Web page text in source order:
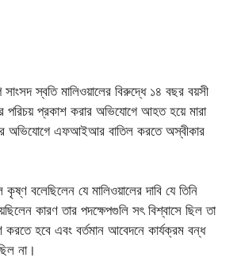
সাংসদ স্বতি মালিওয়ালের বিরুদ্ধে ১৪ বছর বয়সী
পরিচয় প্রকাশ করার অভিযোগে আহত হয়ে মারা
অভিযোগে এফআইআর বাতিল করতে অস্বীকার
কৃষ্ণ বলেছিলেন যে মালিওয়ালের দাবি যে তিনি
কারণ তার পদক্ষেপগুলি সৎ বিশ্বাসে ছিল তা
করতে হবে এবং বর্তমান আবেদনে কার্যক্রম বন্ধ
না।